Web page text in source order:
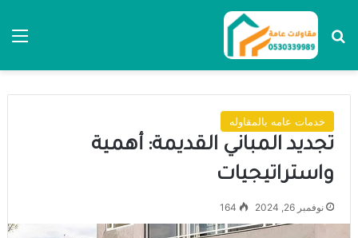
بحث عن
خدمات عامه بالمقاوله
تجديد المباني القديمة: أهمية
واستراتيجيات
نوفمبر 26, 2024 164